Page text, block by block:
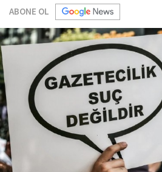
ABONE OL